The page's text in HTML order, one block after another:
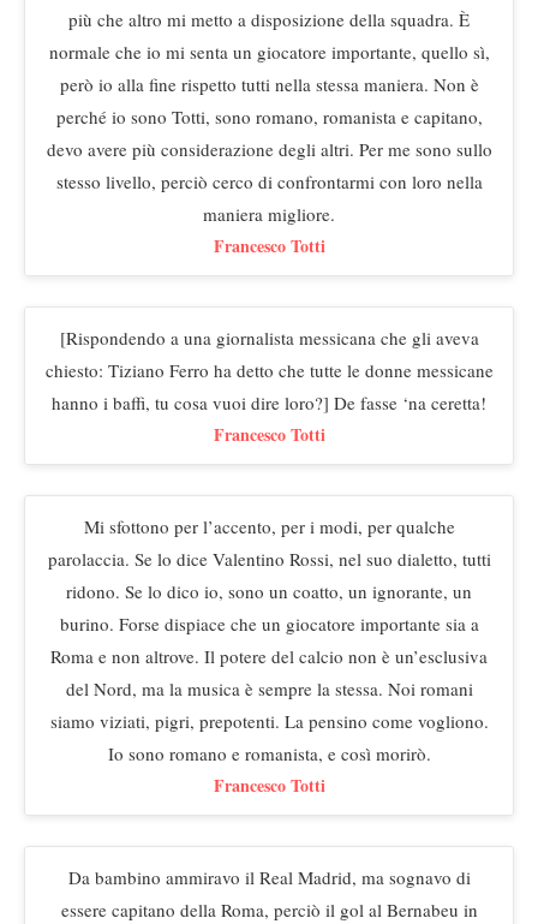
più che altro mi metto a disposizione della squadra. È
normale che io mi senta un giocatore importante, quello sì,
però io alla fine rispetto tutti nella stessa maniera. Non è
perché io sono Totti, sono romano, romanista e capitano,
devo avere più considerazione degli altri. Per me sono sullo
stesso livello, perciò cerco di confrontarmi con loro nella
maniera migliore.
Francesco Totti
[Rispondendo a una giornalista messicana che gli aveva
chiesto: Tiziano Ferro ha detto che tutte le donne messicane
hanno i baffi, tu cosa vuoi dire loro?] De fasse ‘na ceretta!
Francesco Totti
Mi sfottono per l’accento, per i modi, per qualche
parolaccia. Se lo dice Valentino Rossi, nel suo dialetto, tutti
ridono. Se lo dico io, sono un coatto, un ignorante, un
burino. Forse dispiace che un giocatore importante sia a
Roma e non altrove. Il potere del calcio non è un’esclusiva
del Nord, ma la musica è sempre la stessa. Noi romani
siamo viziati, pigri, prepotenti. La pensino come vogliono.
Io sono romano e romanista, e così morirò.
Francesco Totti
Da bambino ammiravo il Real Madrid, ma sognavo di
essere capitano della Roma, perciò il gol al Bernabeu in